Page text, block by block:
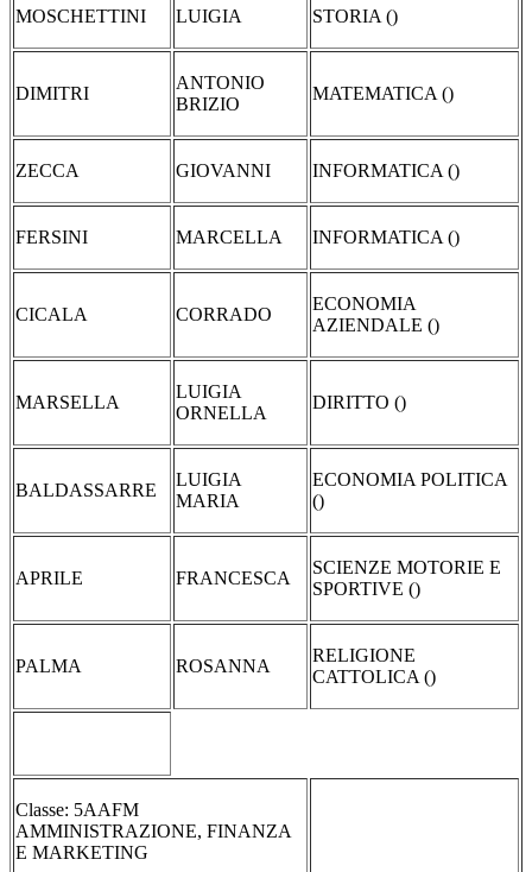
MOSCHETTINI LUIGIA STORIA ()
DIMITRI
ANTONIO
BRIZIO
MATEMATICA ()
ZECCA GIOVANNI INFORMATICA ()
FERSINI MARCELLA INFORMATICA ()
CICALA CORRADO
ECONOMIA
AZIENDALE ()
MARSELLA
LUIGIA
ORNELLA
DIRITTO ()
BALDASSARRE
LUIGIA
MARIA
ECONOMIA POLITICA
()
APRILE FRANCESCA
SCIENZE MOTORIE E
SPORTIVE ()
PALMA ROSANNA
RELIGIONE
CATTOLICA ()
Classe: 5AAFM
AMMINISTRAZIONE, FINANZA
E MARKETING